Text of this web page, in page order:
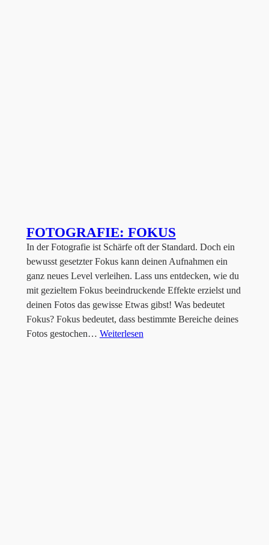
FOTOGRAFIE: FOKUS
In der Fotografie ist Schärfe oft der Standard. Doch ein
bewusst gesetzter Fokus kann deinen Aufnahmen ein
ganz neues Level verleihen. Lass uns entdecken, wie du
mit gezieltem Fokus beeindruckende Effekte erzielst und
deinen Fotos das gewisse Etwas gibst! Was bedeutet
Fokus? Fokus bedeutet, dass bestimmte Bereiche deines
Fotos gestochen… Weiterlesen